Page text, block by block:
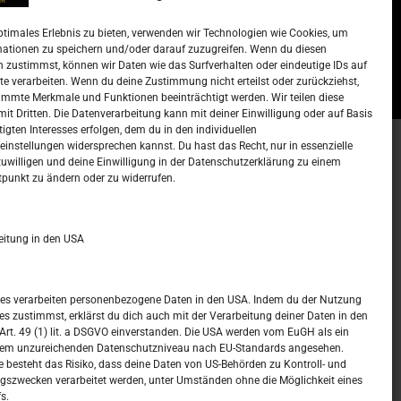
Erlebnis zu bieten, verwenden wir Technologien wie Cookies, um
zu speichern und/oder darauf zuzugreifen. Wenn du diesen
zustimmst, können wir Daten wie das Surfverhalten oder eindeutige IDs auf
verarbeiten. Wenn du deine Zustimmung nicht erteilst oder zurückziehst,
Merkmale und Funktionen beeinträchtigt werden. Wir teilen diese
Dritten. Die Datenverarbeitung kann mit deiner Einwilligung oder auf Basis
Interesses erfolgen, dem du in den individuellen
widersprechen kannst. Du hast das Recht, nur in essenzielle
und deine Einwilligung in der Datenschutzerklärung zu einem
zu ändern oder zu widerrufen.
in den USA
verarbeiten personenbezogene Daten in den USA. Indem du der Nutzung
zustimmst, erklärst du dich auch mit der Verarbeitung deiner Daten in den
49 (1) lit. a DSGVO einverstanden. Die USA werden vom EuGH als ein
unzureichenden Datenschutzniveau nach EU-Standards angesehen.
besteht das Risiko, dass deine Daten von US-Behörden zu Kontroll- und
verarbeitet werden, unter Umständen ohne die Möglichkeit eines
15. Oktober 2022 Redakcija
–
Kalendar
8 9 10 11 12 13 14
15 16 17 18 19 20
22 23 24 25 26 27 28